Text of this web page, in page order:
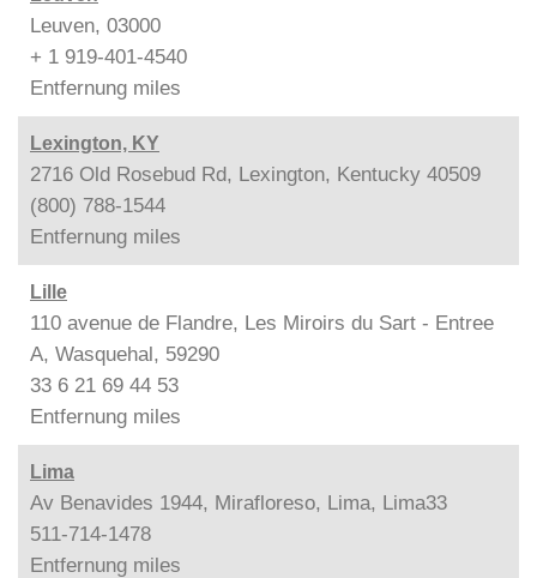
Leuven, 03000
+ 1 919-401-4540
Entfernung miles
Lexington, KY
2716 Old Rosebud Rd, Lexington, Kentucky 40509
(800) 788-1544
Entfernung miles
Lille
110 avenue de Flandre, Les Miroirs du Sart - Entree
A, Wasquehal, 59290
33 6 21 69 44 53
Entfernung miles
Lima
Av Benavides 1944, Mirafloreso, Lima, Lima33
511-714-1478
Entfernung miles